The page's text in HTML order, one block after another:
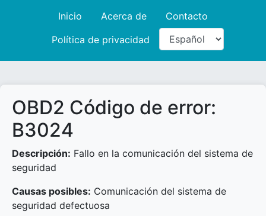
Inicio Acerca de
Contacto
Política de privacidad
OBD2 Código de error:
B3024
Descripción: Fallo en la comunicación del sistema de
seguridad
Causas posibles: Comunicación del sistema de
seguridad defectuosa